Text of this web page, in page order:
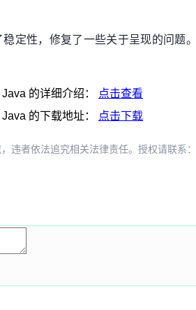
定性，修复了一些关于呈现的问题。
的详细介绍：
点击查看
的下载地址： 点击下载
违者依法追究相关法律责任。授权请联系